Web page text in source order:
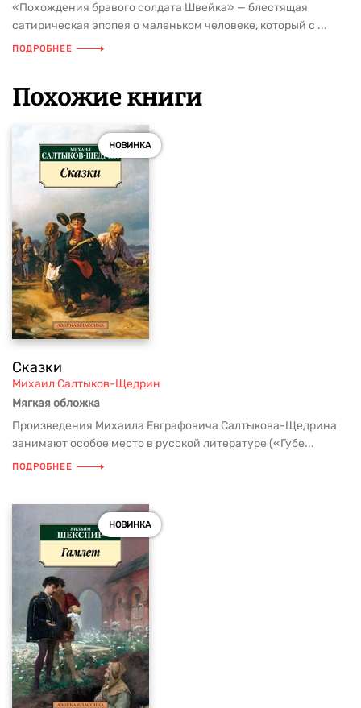
«Похождения бравого солдата Швейка» — блестящая
сатирическая эпопея о маленьком человеке, который с ...
ПОДРОБНЕЕ
Похожие книги
НОВИНКА
Сказки
Михаил Салтыков-Щедрин
Мягкая обложка
Произведения Михаила Евграфовича Салтыкова-Щедрина
занимают особое место в русской литературе («Губе...
ПОДРОБНЕЕ
НОВИНКА